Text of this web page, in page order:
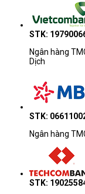
STK:
Ngân hàng
Dịch
STK:
Ngân hàng
STK: